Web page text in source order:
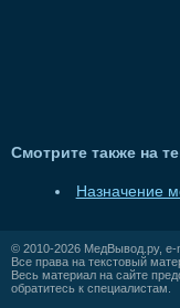
Смотрите также на
Назначение
© 2010-2026 МедВывод.ру, e-
Все права на текстовый
Весь материал на сайте
обратитесь к специалистам.